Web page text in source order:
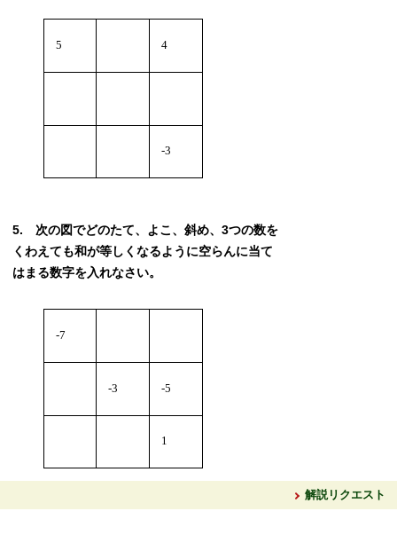
5 4
-3
次の図でどのたて、よこ、斜め、3つの数を
くわえても和が等しくなるように空らんに当て
はまる数字を入れなさい。
-7
-3 -5
1
解説リクエスト